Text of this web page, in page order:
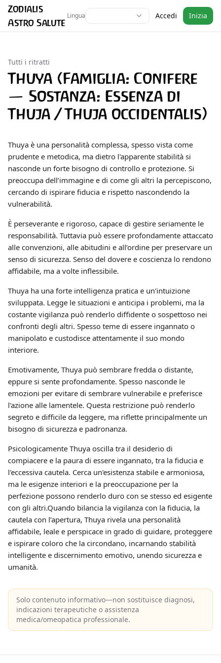
Zodialis
Astro Salute
Lingua Accedi Inizia
Tutti i ritratti
Thuya (Famiglia: Conifere
— Sostanza: Essenza di
Thuja / Thuja occidentalis)
Thuya è una personalità complessa, spesso vista come
prudente e metodica, ma dietro l'apparente stabilità si
nasconde un forte bisogno di controllo e protezione. Si
preoccupa dell’immagine e di come gli altri la percepiscono,
cercando di ispirare fiducia e rispetto nascondendo la
vulnerabilità.
È perseverante e rigoroso, capace di gestire seriamente le
responsabilità. Tuttavia può essere profondamente attaccato
alle convenzioni, alle abitudini e all’ordine per preservare un
senso di sicurezza. Senso del dovere e coscienza lo rendono
affidabile, ma a volte inflessibile.
Thuya ha una forte intelligenza pratica e un'intuizione
sviluppata. Legge le situazioni e anticipa i problemi, ma la
costante vigilanza può renderlo diffidente o sospettoso nei
confronti degli altri. Spesso teme di essere ingannato o
manipolato e custodisce attentamente il suo mondo
interiore.
Emotivamente, Thuya può sembrare fredda o distante,
eppure si sente profondamente. Spesso nasconde le
emozioni per evitare di sembrare vulnerabile e preferisce
l'azione alle lamentele. Questa restrizione può renderlo
segreto e difficile da leggere, ma riflette principalmente un
bisogno di sicurezza e padronanza.
Psicologicamente Thuya oscilla tra il desiderio di
compiacere e la paura di essere ingannato, tra la fiducia e
l'eccessiva cautela. Cerca un'esistenza stabile e armoniosa,
ma le esigenze interiori e la preoccupazione per la
perfezione possono renderlo duro con se stesso ed esigente
con gli altri.Quando bilancia la vigilanza con la fiducia, la
cautela con l’apertura, Thuya rivela una personalità
affidabile, leale e perspicace in grado di guidare, proteggere
e ispirare coloro che la circondano, incarnando stabilità
intelligente e discernimento emotivo, unendo sicurezza e
umanità.
Solo contenuto informativo—non sostituisce diagnosi,
indicazioni terapeutiche o assistenza
medica/omeopatica professionale.